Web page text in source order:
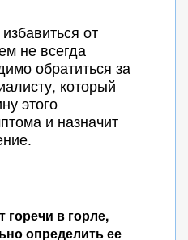
от
не всегда
обратиться за
который
этого
и назначит
горечи в горле,
определить ее